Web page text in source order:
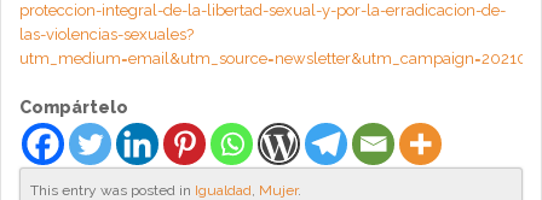
proteccion-integral-de-la-libertad-sexual-y-por-la-erradicacion-de-
las-violencias-sexuales?
Compártelo
This entry was posted in Igualdad, Mujer.